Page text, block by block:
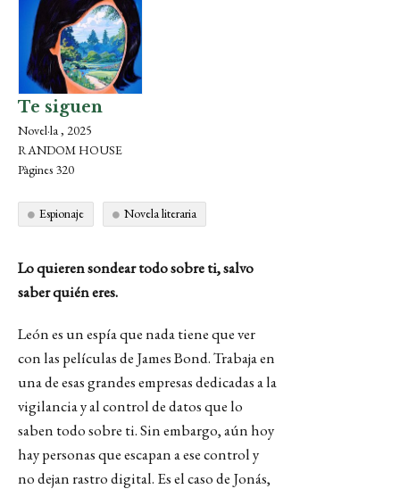
Te siguen
Novel·la , 2025
RANDOM HOUSE
Pàgines 320
Espionaje Novela literaria
Lo quieren sondear todo sobre ti, salvo
saber quién eres.
León es un espía que nada tiene que ver
con las películas de James Bond. Trabaja en
una de esas grandes empresas dedicadas a la
vigilancia y al control de datos que lo
saben todo sobre ti. Sin embargo, aún hoy
hay personas que escapan a ese control y
no dejan rastro digital. Es el caso de Jonás,